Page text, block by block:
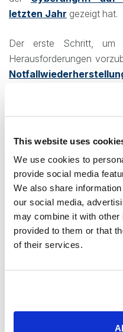
This website uses
We use cookies to
provide social media
We also share
our social media,
may combine it with other
provided to them or that
of their services.
letzten Jahr gezeigt hat.
Der erste Schritt, um
Herausforderungen
dieses Plans ist es,
Verschlüsselung oder
Zugriff auf Ihre
entweder
zuzugreifen und mit ihnen
Fall eine vollständige
eine Notwendigkeit,
Vorfälle bewältigen will.
erfolgreich darauf
oder andere Vorfälle zu